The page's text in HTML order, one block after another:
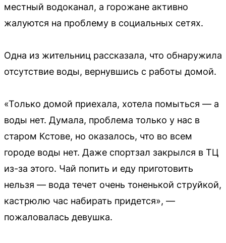
местный водоканал, а горожане активно
жалуются на проблему в социальных сетях.
Одна из жительниц рассказала, что обнаружила
отсутствие воды, вернувшись с работы домой.
«Только домой приехала, хотела помыться — а
воды нет. Думала, проблема только у нас в
старом Кстове, но оказалось, что во всем
городе воды нет. Даже спортзал закрылся в ТЦ
из-за этого. Чай попить и еду приготовить
нельзя — вода течет очень тоненькой струйкой,
кастрюлю час набирать придется», —
пожаловалась девушка.